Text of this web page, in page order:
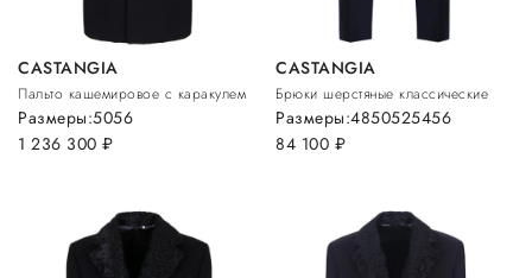
CASTANGIA
Пальто кашемировое с каракулем
1 236 300 руб.
Размеры:5056
CASTANGIA
Брюки шерстяные классические
84 100 руб.
Размеры:4850525456